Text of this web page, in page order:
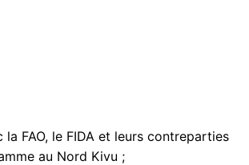
FAO, le FIDA et leurs contreparties
au Nord Kivu ;